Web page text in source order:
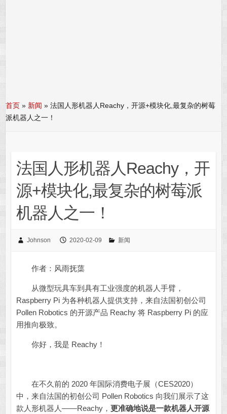
首页 » 新闻 »法国人形机器人Reachy，开源+模块化,最复杂的树莓
派机器人之一！
法国人形机器人Reachy，开
源+模块化,最复杂的树莓派
机器人之一！
Johnson 2020-02-09 新闻
作者：风雨抚蕖
从微型玩具车到具有工业强度的机器人手臂，
Raspberry Pi 为各种机器人提供支持，来自法国初创公司
Pollen Robotics 的开源产品 Reachy 将 Raspberry Pi 的应
用推向极致。
你好，我是 Reachy！
在不久前的 2020 年国际消费电子展（CES2020）
中，来自法国的初创公司 Pollen Robotics 向我们展示了这
款人形机器人——Reachy， 更准确地说是一款机器人开源